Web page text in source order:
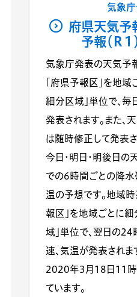
気象
府県天気予
予報（Ｒ
気象庁発表の天気予
「府県予報区」を地域
細分区域」単位で、毎
発表されます。また、
は随時修正して発表さ
今日・明日・明後日の
での6時間ごとの降水
温の予想です。地域
報区」を地域ごとに
域」単位で、翌日の
速、気温が発表されま
2020年3月18日11時
ています。